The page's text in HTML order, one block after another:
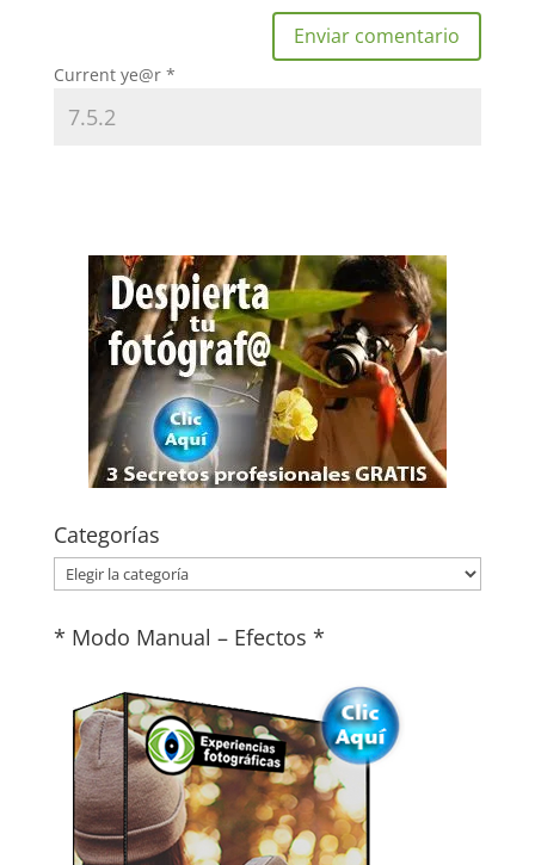
Current ye@r *
Categorías
Categorías
* Modo Manual – Efectos *